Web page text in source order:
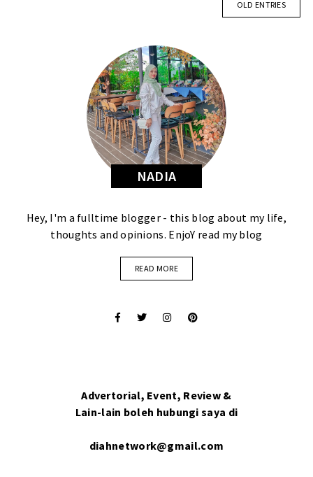
OLD ENTRIES
NADIA
Hey, I'm a fulltime blogger - this blog about my life,
thoughts and opinions. EnjoY read my blog
READ MORE
Advertorial, Event, Review &
Lain-lain boleh hubungi saya di
diahnetwork@gmail.com